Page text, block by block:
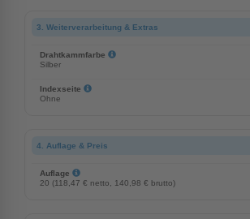
3. Weiterverarbeitung & Extras
Drahtkammfarbe
Silber
Indexseite
Ohne
4. Auflage & Preis
Auflage
20 (118,47 € netto, 140,98 € brutto)